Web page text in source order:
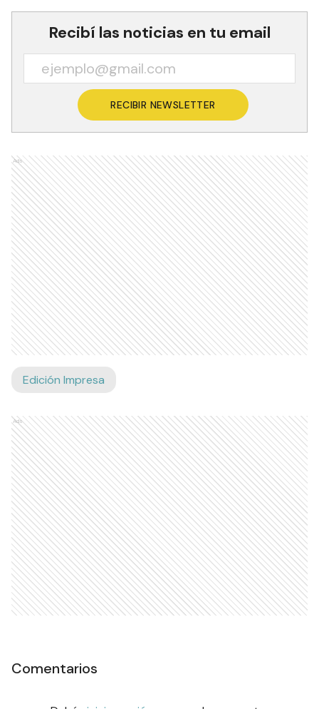
Recibí las noticias en tu email
RECIBIR NEWSLETTER
Ads
Edición Impresa
Ads
Comentarios